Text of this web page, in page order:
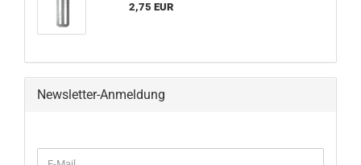
2,75 EUR
Newsletter-Anmeldung
E-